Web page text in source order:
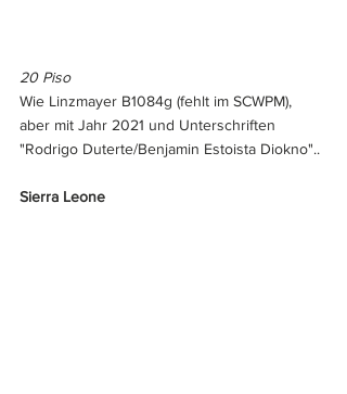
20 Piso
Wie Linzmayer B1084g (fehlt im SCWPM),
aber mit Jahr 2021 und Unterschriften
"Rodrigo Duterte/Benjamin Estoista Diokno"..
Sierra Leone